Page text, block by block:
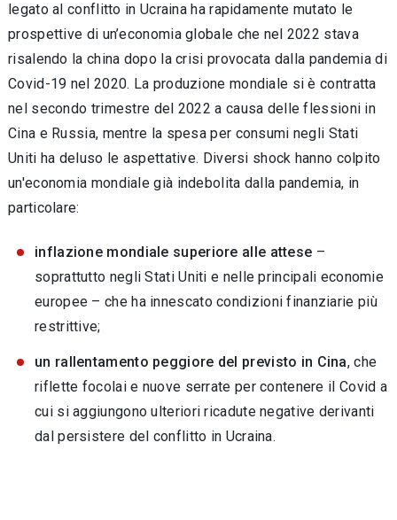
legato al conflitto in Ucraina ha rapidamente mutato le
prospettive di un’economia globale che nel 2022 stava
risalendo la china dopo la crisi provocata dalla pandemia di
Covid-19 nel 2020. La produzione mondiale si è contratta
nel secondo trimestre del 2022 a causa delle flessioni in
Cina e Russia, mentre la spesa per consumi negli Stati
Uniti ha deluso le aspettative. Diversi shock hanno colpito
un'economia mondiale già indebolita dalla pandemia, in
particolare:
inflazione mondiale superiore alle attese –
soprattutto negli Stati Uniti e nelle principali economie
europee – che ha innescato condizioni finanziarie più
restrittive;
un rallentamento peggiore del previsto in Cina, che
riflette focolai e nuove serrate per contenere il Covid a
cui si aggiungono ulteriori ricadute negative derivanti
dal persistere del conflitto in Ucraina.